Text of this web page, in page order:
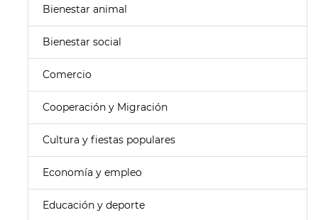
Bienestar animal
Bienestar social
Comercio
Cooperación y Migración
Cultura y fiestas populares
Economía y empleo
Educación y deporte